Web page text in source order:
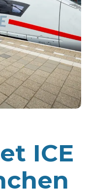
ICE